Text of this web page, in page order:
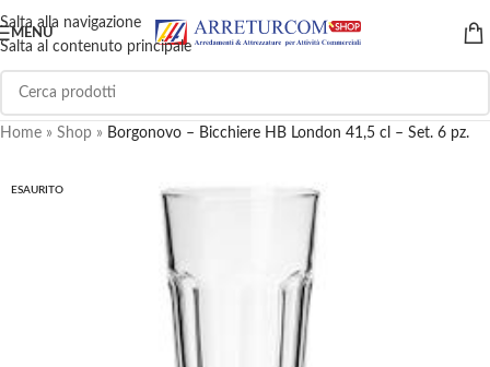
Salta alla navigazione
Salta al contenuto principale
MENU
Home » Shop » Borgonovo – Bicchiere HB London 41,5 cl – Set. 6 pz.
ESAURITO